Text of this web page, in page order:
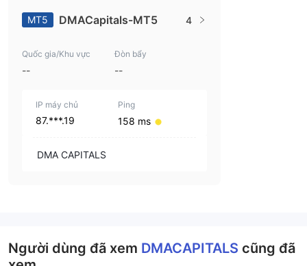
MT5 DMACapitals-MT5 4
Quốc gia/Khu vực
--
Đòn bẩy
--
IP máy chủ
87.***.19
Ping
158 ms
DMA CAPITALS
Người dùng đã xem DMACAPITALS cũng đã